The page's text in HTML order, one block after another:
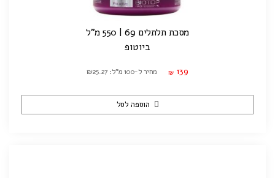
מסכת תלתלים 69 | 550 מ"ל
ביוטופ
₪ 139 מחיר ל-100 מ"ל: ₪25.27
הוספה לסל